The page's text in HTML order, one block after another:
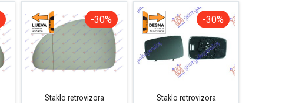
-30%
Staklo retrovizora
-30%
Staklo retrovizora